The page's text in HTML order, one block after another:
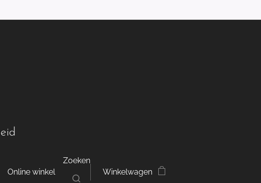
Online winkel
Zoeken
Winkelwagen